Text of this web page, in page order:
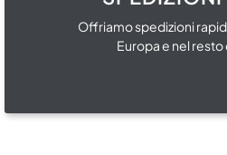
Offriamo spedizioni
Europa e nel